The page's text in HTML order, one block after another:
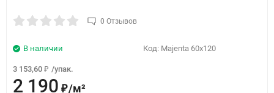
0 Отзывов
Код: Majenta 60x120
В наличии
3 153,60 ₽ /упак.
2 190 ₽/м²